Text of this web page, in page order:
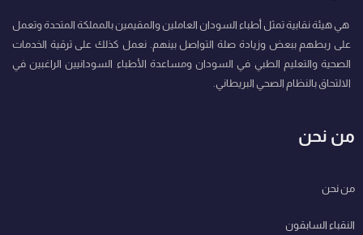
هي هيئة نقابية تمثل أطباء السودان العاملين والمقيمين بالمملكة المتحدة وتعمل
على ربطهم ببعض وزيادة صلة التواصل بينهم. نعمل كذلك على ترقية الخدمات
الصحية والتعليم الطبي في السودان ومساعدة الأطباء السودانيين الراغبين في
الالتحاق بالنظام الصحي البريطاني.
من نحن
من نحن
النقباء السابقون